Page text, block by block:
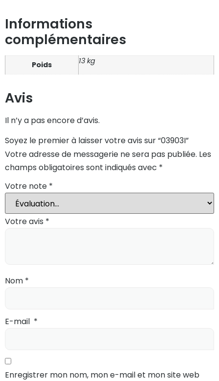
Informations
complémentaires
Poids 13 kg
Avis
Il n’y a pas encore d’avis.
Soyez le premier à laisser votre avis sur “03903I”
Votre adresse de messagerie ne sera pas publiée. Les
champs obligatoires sont indiqués avec *
Votre note *
Votre avis *
Nom *
E-mail *
Enregistrer mon nom, mon e-mail et mon site web